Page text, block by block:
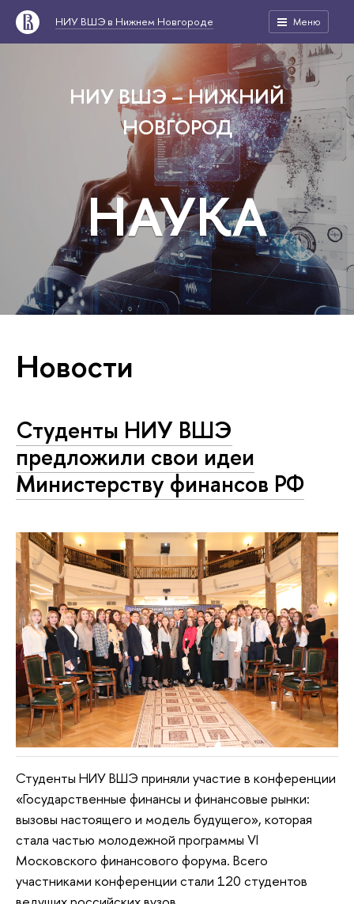
НИУ ВШЭ в Нижнем Новгороде Меню
НИУ ВШЭ – НИЖНИЙ
НОВГОРОД
НАУКА
Новости
Студенты НИУ ВШЭ
предложили свои идеи
Министерству финансов РФ
Студенты НИУ ВШЭ приняли участие в конференции
«Государственные финансы и финансовые рынки:
вызовы настоящего и модель будущего», которая
стала частью молодежной программы VI
Московского финансового форума. Всего
участниками конференции стали 120 студентов